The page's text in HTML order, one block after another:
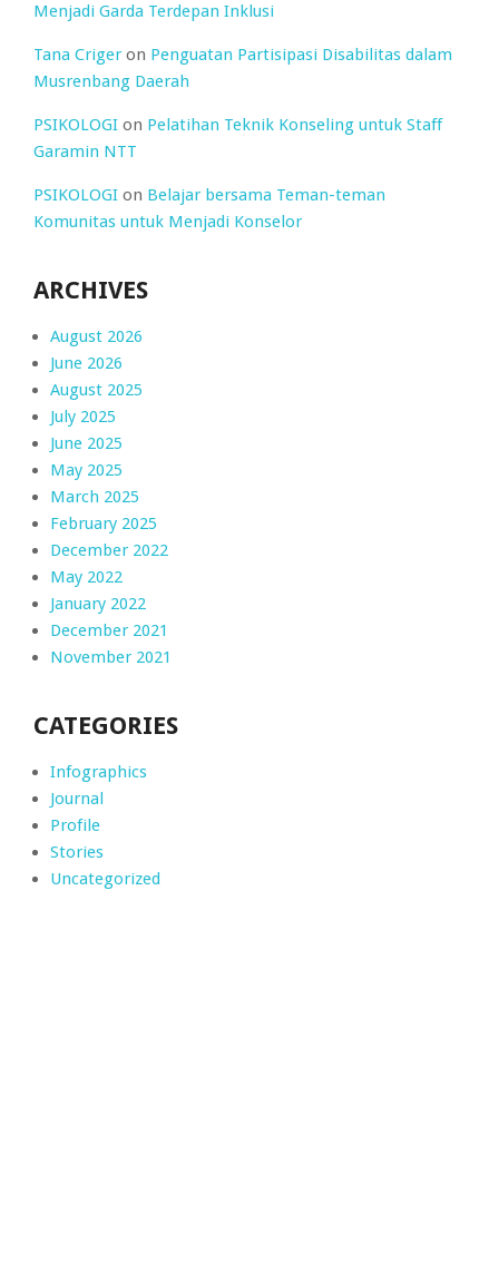
Menjadi Garda Terdepan Inklusi
Tana Criger on Penguatan Partisipasi Disabilitas dalam
Musrenbang Daerah
PSIKOLOGI on Pelatihan Teknik Konseling untuk Staff
Garamin NTT
PSIKOLOGI on Belajar bersama Teman-teman
Komunitas untuk Menjadi Konselor
ARCHIVES
August 2026
June 2026
August 2025
July 2025
June 2025
May 2025
March 2025
February 2025
December 2022
May 2022
January 2022
December 2021
November 2021
CATEGORIES
Infographics
Journal
Profile
Stories
Uncategorized